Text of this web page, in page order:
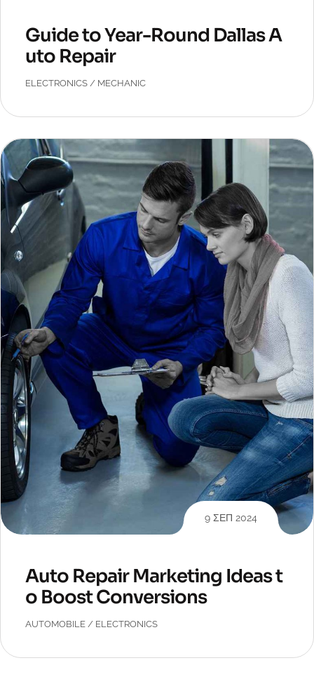
Guide to Year-Round Dallas A
uto Repair
ELECTRONICS / MECHANIC
9 ΣΕΠ 2024
Auto Repair Marketing Ideas t
o Boost Conversions
AUTOMOBILE / ELECTRONICS